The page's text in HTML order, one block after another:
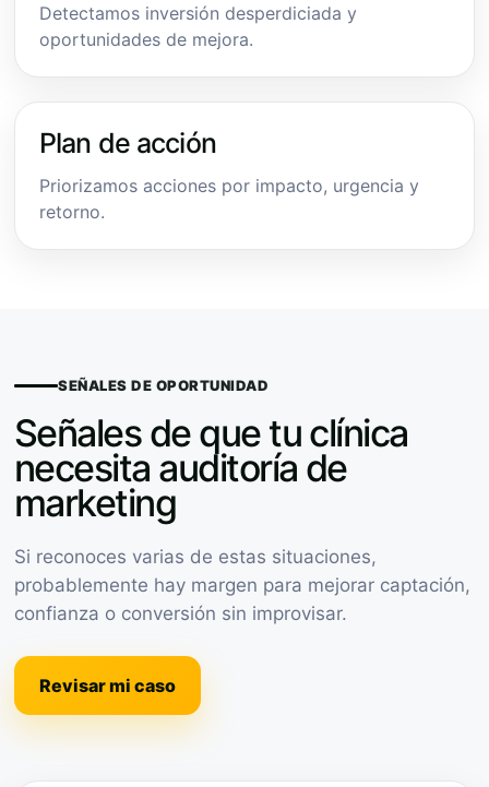
Detectamos inversión desperdiciada y
oportunidades de mejora.
Plan de acción
Priorizamos acciones por impacto, urgencia y
retorno.
SEÑALES DE OPORTUNIDAD
Señales de que tu clínica
necesita auditoría de
marketing
Si reconoces varias de estas situaciones,
probablemente hay margen para mejorar captación,
confianza o conversión sin improvisar.
Revisar mi caso